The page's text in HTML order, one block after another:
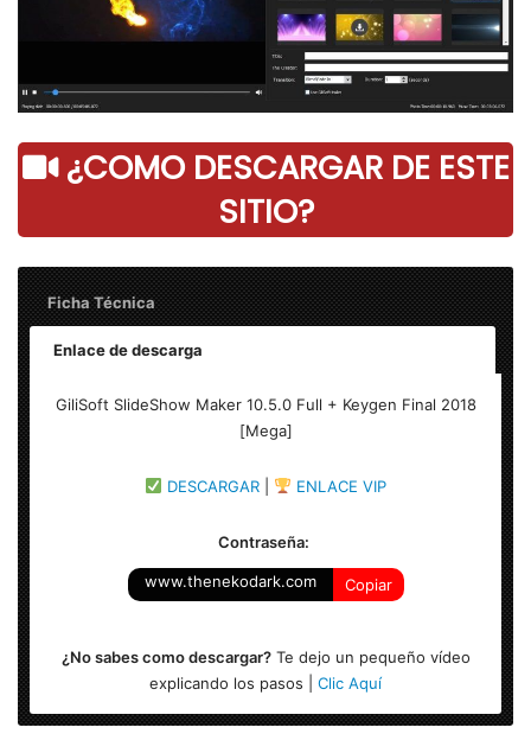
¿COMO DESCARGAR DE ESTE
SITIO?
Ficha Técnica
Enlace de descarga
Final 2019
Sistema Operativo: Windows 7/ 8/ 8.1/ 10 (32-bits o 64-
GiliSoft SlideShow Maker 10.5.0 Full + Keygen Final 2018
[Mega]
DESCARGAR ENLACE VIP
Contraseña:
www.thenekodark.com Copiar
¿No sabes como descargar?Te dejo un pequeño vídeo
explicando los pasos | Clic Aquí